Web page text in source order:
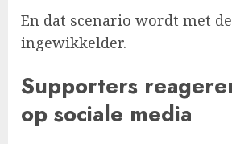
En dat scenario wordt met
ingewikkelder.
Supporters
op sociale media